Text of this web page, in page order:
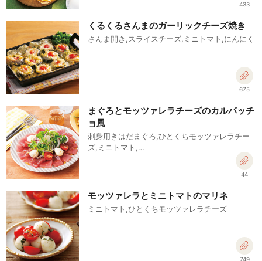
433
くるくるさんまのガーリックチーズ焼き
さんま開き,スライスチーズ,ミニトマト,にんにく
675
まぐろとモッツァレラチーズのカルパッチ
ョ風
刺身用きはだまぐろ,ひとくちモッツァレラチー
ズ,ミニトマト,…
44
モッツァレラとミニトマトのマリネ
ミニトマト,ひとくちモッツァレラチーズ
749